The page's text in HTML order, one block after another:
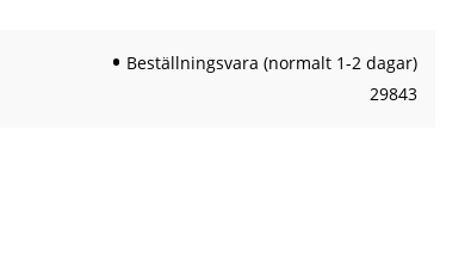
Beställningsvara (normalt 1-2 dagar)
29843